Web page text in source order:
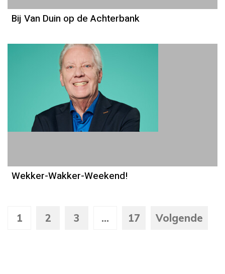
Bij Van Duin op de Achterbank
Wekker-Wakker-Weekend!
1 2 3 ... 17 Volgende